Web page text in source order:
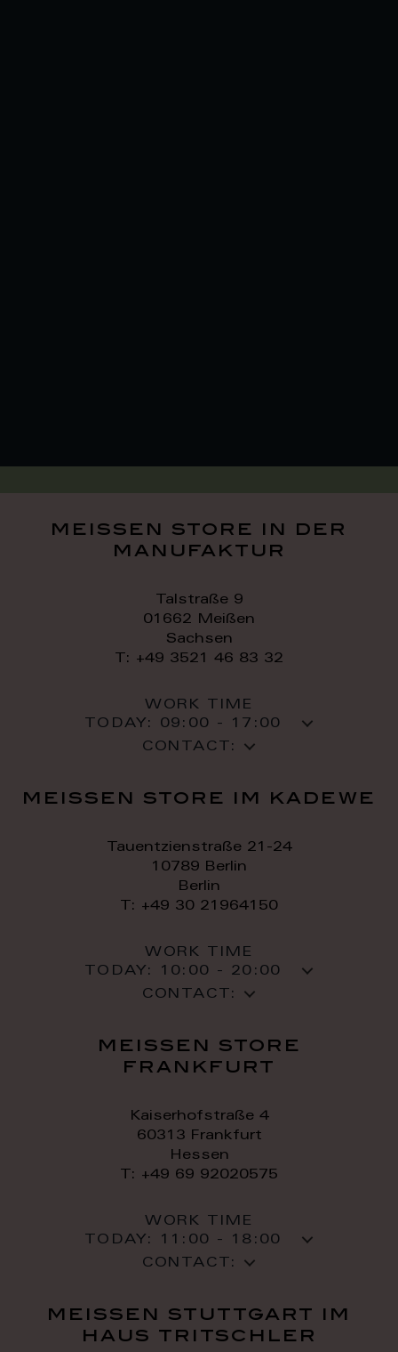
meissen store in der
manufaktur
Talstraße 9
01662 Meißen
Sachsen
T: +49 3521 46 83 32
WORK TIME
TODAY: 09:00 - 17:00
CONTACT:
meissen store im kadewe
Tauentzienstraße 21-24
10789 Berlin
Berlin
T: +49 30 21964150
WORK TIME
TODAY:
10:00 - 20:00
CONTACT:
meissen store
frankfurt
Kaiserhofstraße 4
60313 Frankfurt
Hessen
T: +49 69 92020575
WORK TIME
TODAY:
11:00 - 18:00
CONTACT:
meissen stuttgart im
haus tritschler